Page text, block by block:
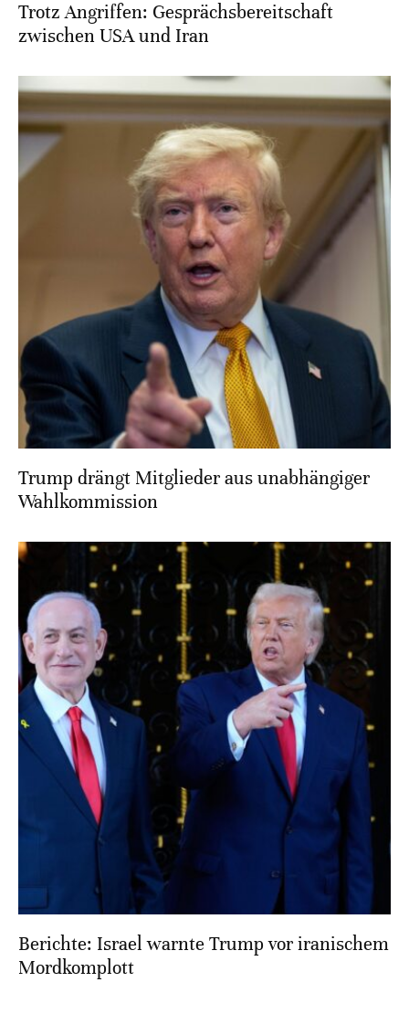
Trotz Angriffen: Gesprächsbereitschaft
zwischen USA und Iran
Trump drängt Mitglieder aus unabhängiger
Wahlkommission
Berichte: Israel warnte Trump vor iranischem
Mordkomplott